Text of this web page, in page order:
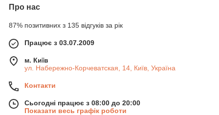
Про нас
87% позитивних з 135 відгуків за рік
Працює з 03.07.2009
м. Київ
ул. Набережно-Корчеватская, 14, Київ, Україна
Контакти
Сьогодні працює з 08:00 до 20:00
Показати весь графік роботи